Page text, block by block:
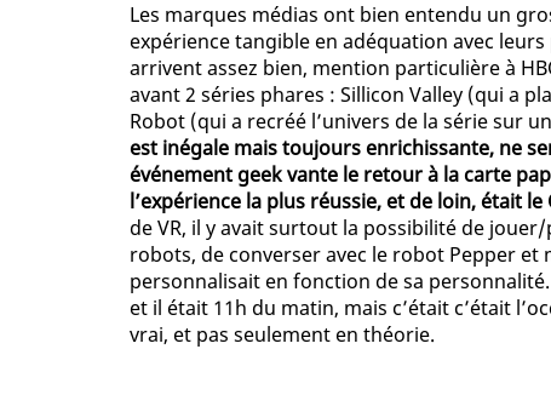
Les marques médias ont bien entendu un
expérience tangible en adéquation avec
arrivent assez bien, mention particulière à
avant 2 séries phares : Sillicon Valley (qui a
Robot (qui a recréé l’univers de la série sur
est inégale mais toujours enrichissante, ne
événement geek vante le retour à la carte
l’expérience la plus réussie, et de loin, était
de VR, il y avait surtout la possibilité de
robots, de converser avec le robot Pepper
personnalisait en fonction de sa
et il était 11h du matin, mais c’était c’était
vrai, et pas seulement en théorie.